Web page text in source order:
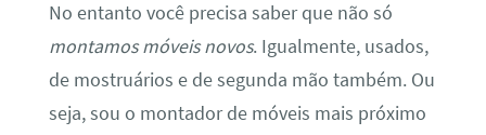
No entanto você precisa saber que não só
montamos móveis novos. Igualmente, usados,
de mostruários e de segunda mão também. Ou
seja, sou o montador de móveis mais próximo